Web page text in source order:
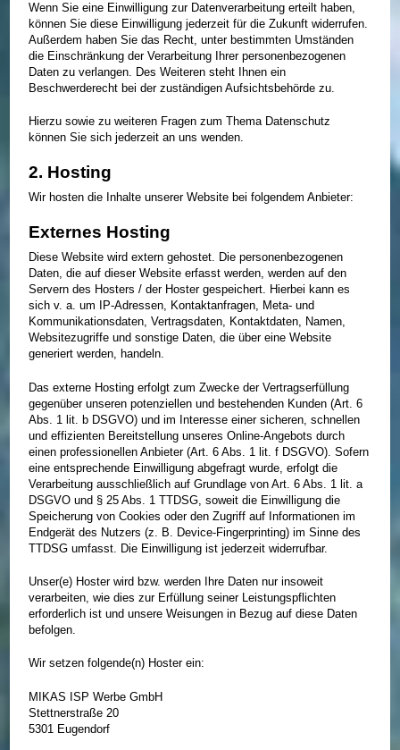
Wenn Sie eine Einwilligung zur Datenverarbeitung erteilt haben,
können Sie diese Einwilligung jederzeit für die Zukunft widerrufen.
Außerdem haben Sie das Recht, unter bestimmten Umständen
die Einschränkung der Verarbeitung Ihrer personenbezogenen
Daten zu verlangen. Des Weiteren steht Ihnen ein
Beschwerderecht bei der zuständigen Aufsichtsbehörde zu.
Hierzu sowie zu weiteren Fragen zum Thema Datenschutz
können Sie sich jederzeit an uns wenden.
2. Hosting
Wir hosten die Inhalte unserer Website bei folgendem Anbieter:
Externes Hosting
Diese Website wird extern gehostet. Die personenbezogenen
Daten, die auf dieser Website erfasst werden, werden auf den
Servern des Hosters / der Hoster gespeichert. Hierbei kann es
sich v. a. um IP-Adressen, Kontaktanfragen, Meta- und
Kommunikationsdaten, Vertragsdaten, Kontaktdaten, Namen,
Websitezugriffe und sonstige Daten, die über eine Website
generiert werden, handeln.
Das externe Hosting erfolgt zum Zwecke der Vertragserfüllung
gegenüber unseren potenziellen und bestehenden Kunden (Art. 6
Abs. 1 lit. b DSGVO) und im Interesse einer sicheren, schnellen
und effizienten Bereitstellung unseres Online-Angebots durch
einen professionellen Anbieter (Art. 6 Abs. 1 lit. f DSGVO). Sofern
eine entsprechende Einwilligung abgefragt wurde, erfolgt die
Verarbeitung ausschließlich auf Grundlage von Art. 6 Abs. 1 lit. a
DSGVO und § 25 Abs. 1 TTDSG, soweit die Einwilligung die
Speicherung von Cookies oder den Zugriff auf Informationen im
Endgerät des Nutzers (z. B. Device-Fingerprinting) im Sinne des
TTDSG umfasst. Die Einwilligung ist jederzeit widerrufbar.
Unser(e) Hoster wird bzw. werden Ihre Daten nur insoweit
verarbeiten, wie dies zur Erfüllung seiner Leistungspflichten
erforderlich ist und unsere Weisungen in Bezug auf diese Daten
befolgen.
Wir setzen folgende(n) Hoster ein:
MIKAS ISP Werbe GmbH
Stettnerstraße 20
5301 Eugendorf